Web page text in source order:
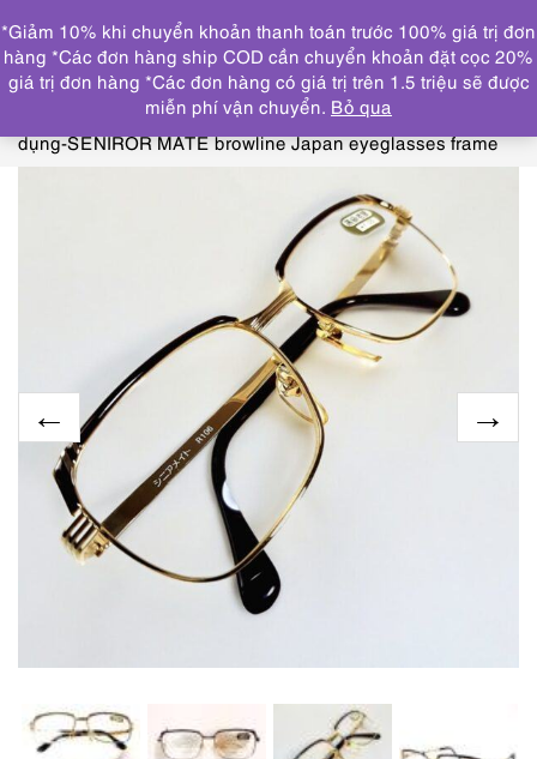
DANH MỤC
Trang chủ KÍNH MẮT
GỌNG KÍNH CŨ/ĐÃ SỬ
0668-Gọng kính nam/Kính đọc sách-Mới/Chưa sử
dụng-SENIROR MATE browline Japan eyeglasses frame
*Giảm 10% khi chuyển khoản thanh toán trước 100% giá trị đơn
hàng *Các đơn hàng ship COD cần chuyển khoản đặt cọc 20%
giá trị đơn hàng *Các đơn hàng có giá trị trên 1.5 triệu sẽ được
miễn phí vận chuyển. Bỏ qua